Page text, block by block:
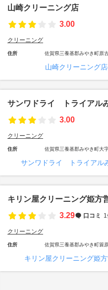
山崎クリーニング店
3.00
クリーニング
住所 佐賀県三養基郡みやき町原
山崎クリーニング
サンワドライ トライアル
3.00
クリーニング
住所 佐賀県三養基郡みやき町大
サンワドライ トライアル
キリン屋クリーニング姫方
3.29
口コミ
クリーニング
住所 佐賀県三養基郡みやき町簑
キリン屋クリーニング姫